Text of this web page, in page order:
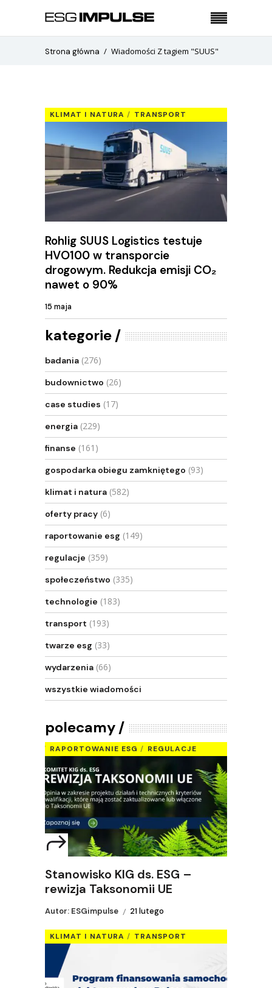
Strona główna Wiadomości Z tagiem "SUUS"
KLIMAT I NATURA TRANSPORT
Rohlig SUUS Logistics testuje
HVO100 w transporcie
drogowym. Redukcja emisji CO₂
nawet o 90%
15 maja
kategorie
badania (276)
budownictwo (26)
case studies (17)
energia (229)
finanse (161)
gospodarka obiegu zamkniętego (93)
klimat i natura (582)
oferty pracy (6)
raportowanie esg (149)
regulacje (359)
społeczeństwo (335)
technologie (183)
transport (193)
twarze esg (33)
wydarzenia (66)
wszystkie wiadomości
polecamy
RAPORTOWANIE ESG REGULACJE
Stanowisko KIG ds. ESG –
rewizja Taksonomii UE
Autor: ESGimpulse 21 lutego
KLIMAT I NATURA TRANSPORT